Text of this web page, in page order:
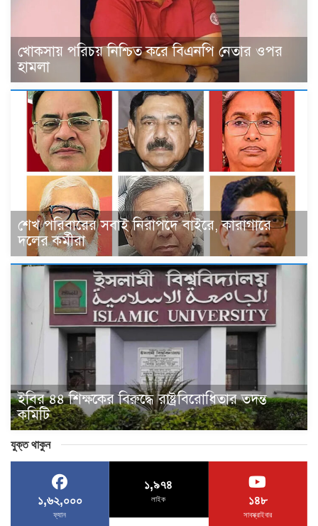
খোকসায় পরিচয় নিশ্চিত করে বিএনপি নেতার ওপর
হামলা
শেখ পরিবারের সবাই নিরাপদে বাইরে, কারাগারে
দলের কর্মীরা
ইবির ৪৪ শিক্ষকের বিরুদ্ধে রাষ্ট্রবিরোধিতার তদন্ত
কমিটি
যুক্ত থাকুন
১,৬২,০০০
ফ্যান
১,৯৭৪
লাইক ১৪৮
সাবস্ক্রাইবার